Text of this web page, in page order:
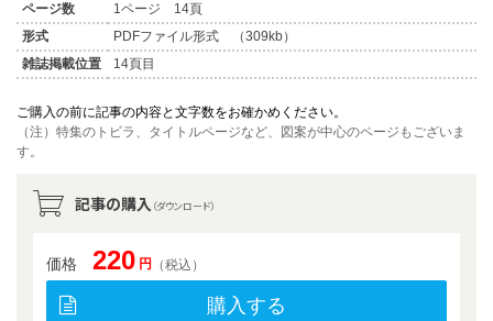
ページ数
1ページ 14頁
形式
PDFファイル形式 （309kb）
雑誌掲載位置
14頁目
ご購入の前に記事の内容と文字数をお確かめください。
（注）特集のトビラ、タイトルページなど、図案が中心のページもございま
す。
記事の購入 （ダウンロード）
価格 220 円 （税込）
購入する